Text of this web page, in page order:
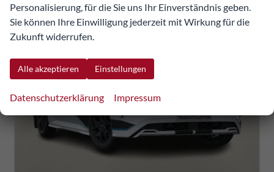
Personalisierung, für die Sie uns Ihr Einverständnis geben.
Sie können Ihre Einwilligung jederzeit mit Wirkung für die
Zukunft widerrufen.
Alle akzeptieren Einstellungen
Datenschutzerklärung Impressum